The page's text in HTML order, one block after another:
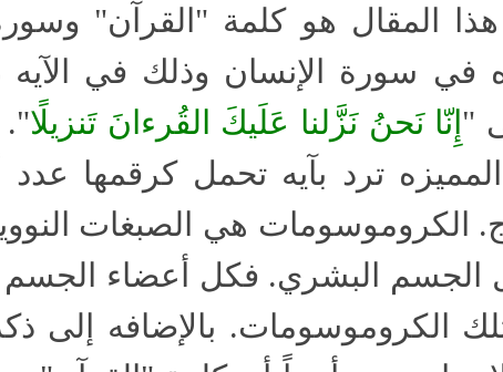
المقال هو كلمة "القرآن"
"إِنّا نَحنُ نَزَّلنا عَلَيكَ القُرءانَ تَنزيلًا".
ترد بآيه تحمل كرقمها
البالغ 23 زوج. الكروموسومات هي الصبغات
الجسم البشري. فكل أعضاء الجسم
تلك الكروموسومات. بالإضافه إلى